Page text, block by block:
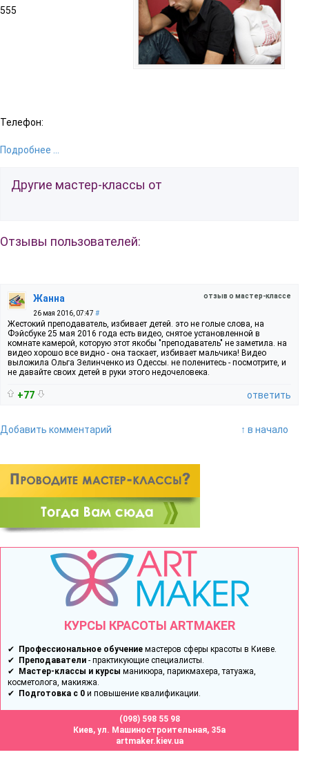
555
Телефон:
Подробнее ...
Другие мастер-классы от
Отзывы пользователей:
отзыв о мастер-классе
Жанна
26 мая 2016, 07:47 #
Жестокий преподаватель, избивает детей. это не голые слова, на
Фэйсбуке 25 мая 2016 года есть видео, снятое установленной в
комнате камерой, которую этот якобы "преподаватель" не заметила. на
видео хорошо все видно - она таскает, избивает мальчика! Видео
выложила Ольга Зелинченко из Одессы. не поленитесь - посмотрите, и
не давайте своих детей в руки этого недочеловека.
+77 ответить
Добавить комментарий ↑ в начало
КУРСЫ КРАСОТЫ ARTMAKER
✔ Профессиональное обучение мастеров сферы красоты в Киеве.
✔ Преподаватели - практикующие специалисты.
✔ Мастер-классы и курсы маникюра, парикмахера, татуажа,
косметолога, макияжа.
✔ Подготовка с 0 и повышение квалификации.
(098) 598 55 98
Киев, ул. Машиностроительная, 35а
artmaker.kiev.ua